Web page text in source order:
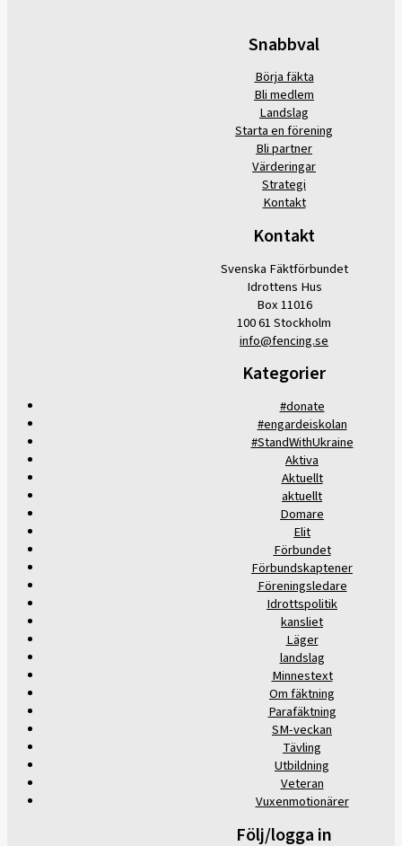
Snabbval
Börja fäkta
Bli medlem
Landslag
Starta en förening
Bli partner
Värderingar
Strategi
Kontakt
Kontakt
Svenska Fäktförbundet
Idrottens Hus
Box 11016
100 61 Stockholm
info@fencing.se
Kategorier
#donate
#engardeiskolan
#StandWithUkraine
Aktiva
Aktuellt
aktuellt
Domare
Elit
Förbundet
Förbundskaptener
Föreningsledare
Idrottspolitik
kansliet
Läger
landslag
Minnestext
Om fäktning
Parafäktning
SM-veckan
Tävling
Utbildning
Veteran
Vuxenmotionärer
Följ/logga in